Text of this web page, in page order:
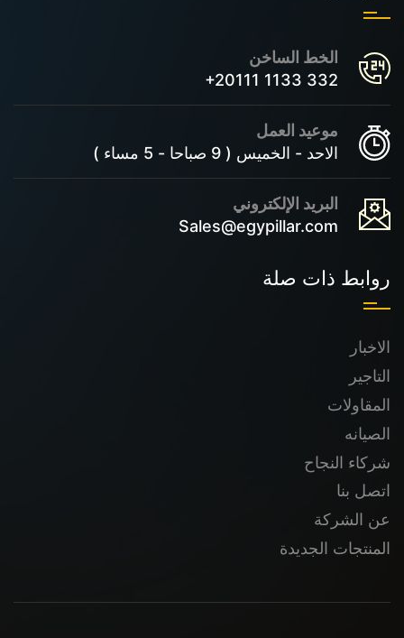
الخط الساخن
+20111 1133 332
موعيد العمل
الاحد - الخميس ( 9 صباحا - 5 مساء )
البريد الإلكتروني
Sales@egypillar.com
روابط ذات صلة
الاخبار
التاجير
المقاولات
الصيانه
شركاء النجاح
اتصل بنا
عن الشركة
المنتجات الجديدة